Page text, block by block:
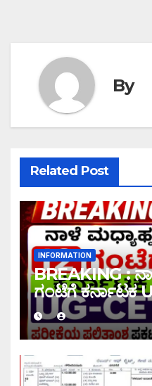
By
Related Post
INFORMATION
BREAKING :
ಗಂಟೆಗೆ ಕರ್ನಾಟಕ
ಫಲಿತಾಂಶ ಪ್ರಕಟ
2026